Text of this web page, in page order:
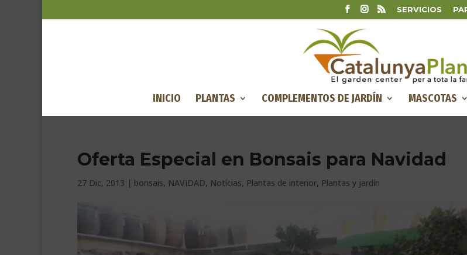
SERVICIOS
INICIO PLANTAS COMPLEMENTOS DE JARDÍN MASCOTAS
Oferta Especial en Bonsais para Navidad
27 Dic, 2013 | bonsais, NAVIDAD, Notícias, Plantas de interior, Plantas y jardín